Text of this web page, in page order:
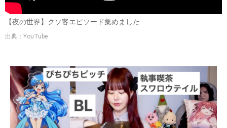
【夜の世界】クソ客エピソード集めました
出典：YouTube